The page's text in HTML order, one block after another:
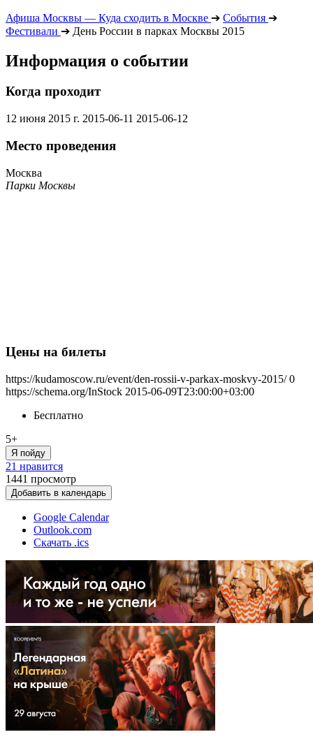
Афиша Москвы — Куда сходить в Москве ➔ События ➔
Фестивали ➔ День России в парках Москвы 2015
Информация о событии
Когда проходит
12 июня 2015 г. 2015-06-11 2015-06-12
Место проведения
Москва
Парки Москвы
Цены на билеты
https://kudamoscow.ru/event/den-rossii-v-parkax-moskvy-2015/ 0
https://schema.org/InStock 2015-06-09T23:00:00+03:00
Бесплатно
5+
Я пойду
21 нравится
1441 просмотр
Добавить в календарь
Google Calendar
Outlook.com
Скачать .ics